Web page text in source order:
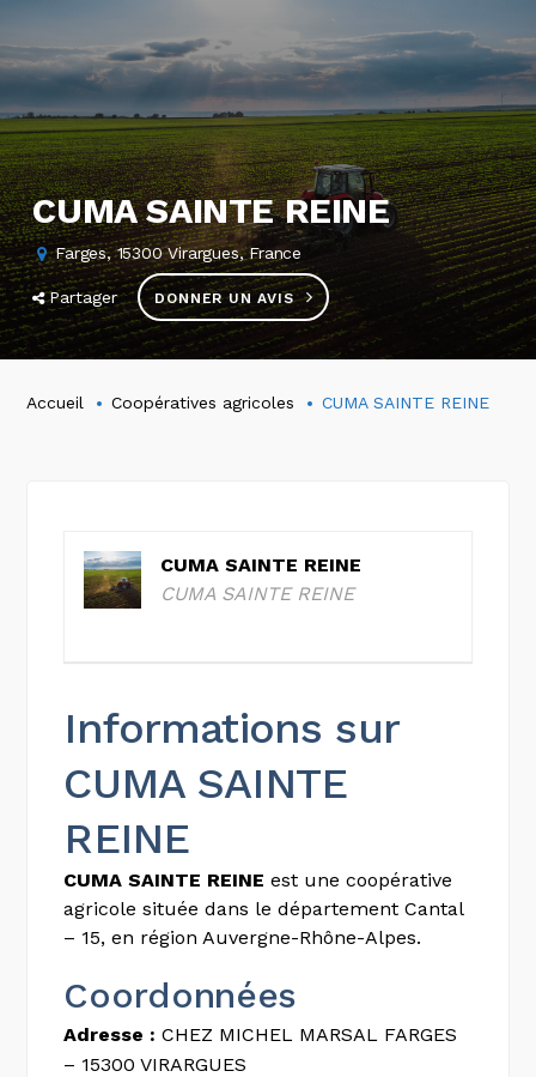
CUMA SAINTE REINE
Farges, 15300 Virargues, France
Partager DONNER UN AVIS
Accueil Coopératives agricoles CUMA SAINTE REINE
CUMA SAINTE REINE
CUMA SAINTE REINE
Informations sur
CUMA SAINTE
REINE
CUMA SAINTE REINE est une coopérative
agricole située dans le département Cantal
– 15, en région Auvergne-Rhône-Alpes.
Coordonnées
Adresse : CHEZ MICHEL MARSAL FARGES
– 15300 VIRARGUES